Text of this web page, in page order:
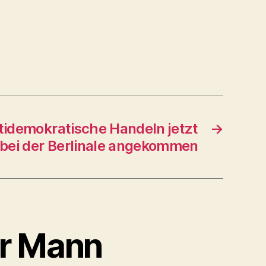
→
Handeln jetzt
der Berlinale angekommen
Mann